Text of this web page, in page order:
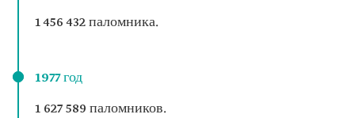
1 456 432 паломника.
1977 год
1 627 589 паломников.